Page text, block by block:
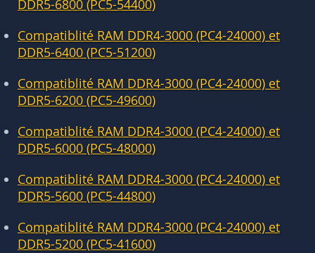
DDR5-6800 (PC5-54400)
Compatiblité RAM DDR4-3000 (PC4-24000) et
DDR5-6400 (PC5-51200)
Compatiblité RAM DDR4-3000 (PC4-24000) et
DDR5-6200 (PC5-49600)
Compatiblité RAM DDR4-3000 (PC4-24000) et
DDR5-6000 (PC5-48000)
Compatiblité RAM DDR4-3000 (PC4-24000) et
DDR5-5600 (PC5-44800)
Compatiblité RAM DDR4-3000 (PC4-24000) et
DDR5-5200 (PC5-41600)